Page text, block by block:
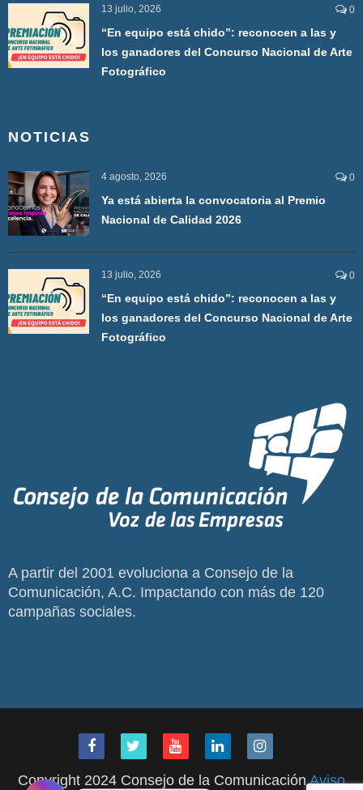
13 julio, 2026 0
“En equipo está chido”: reconocen a las y
los ganadores del Concurso Nacional de Arte
Fotográfico
NOTICIAS
4 agosto, 2026 0
Ya está abierta la convocatoria al Premio
Nacional de Calidad 2026
13 julio, 2026 0
“En equipo está chido”: reconocen a las y
los ganadores del Concurso Nacional de Arte
Fotográfico
A partir del 2001 evoluciona a Consejo de la
Comunicación, A.C. Impactando con más de 120
campañas sociales.
Copyright 2024 Consejo de la ComunicaciónAviso